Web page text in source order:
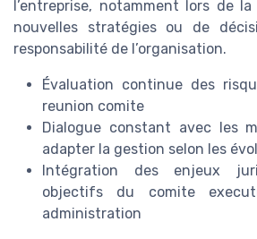
l’entreprise, notamment lors de
nouvelles stratégies ou de
responsabilité de l’organisation.
Évaluation continue des
reunion comite
Dialogue constant avec les
adapter la gestion selon les
Intégration des enjeux
objectifs du comite
administration